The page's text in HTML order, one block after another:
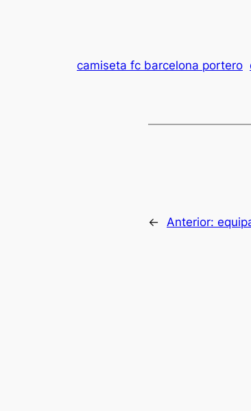
camiseta fc barcelona portero
← Anterior: